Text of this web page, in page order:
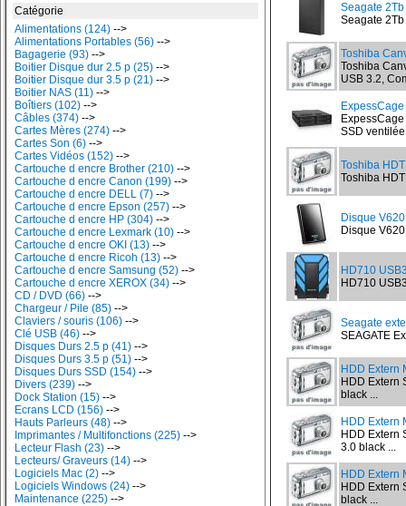
Catégorie
Alimentations (124) -->
Alimentations Portables (56) -->
Bagagerie (93) -->
Boitier Disque dur 2.5 p (25) -->
Boitier Disque dur 3.5 p (21) -->
Boitier NAS (11) -->
Boîtiers (102) -->
Câbles (374) -->
Cartes Mères (274) -->
Cartes Son (6) -->
Cartes Vidéos (152) -->
Cartouche d encre Brother (210) -->
Cartouche d encre Canon (199) -->
Cartouche d encre DELL (7) -->
Cartouche d encre Epson (257) -->
Cartouche d encre HP (304) -->
Cartouche d encre Lexmark (10) -->
Cartouche d encre OKI (13) -->
Cartouche d encre Ricoh (13) -->
Cartouche d encre Samsung (52) -->
Cartouche d encre XEROX (34) -->
CD / DVD (66) -->
Chargeur / Pile (85) -->
Claviers / souris (106) -->
Clé USB (46) -->
Disques Durs 2.5 p (41) -->
Disques Durs 3.5 p (51) -->
Disques Durs SSD (154) -->
Divers (239) -->
Dock Station (15) -->
Ecrans LCD (156) -->
Hauts Parleurs (48) -->
Imprimantes / Multifonctions (225) -->
Lecteur Flash (23) -->
Lecteurs/ Graveurs (14) -->
Logiciels Mac (2) -->
Logiciels Windows (24) -->
Maintenance (225) -->
Seagate
Seagate 2Tb
Toshiba
Toshiba
USB 3.2,
SSD
Toshiba
Toshiba
Disque
Disque
HD710
HD710
Seagate
SEAGATE
HDD Extern
HDD Extern
black ...
HDD Extern
HDD Extern
3.0 black ...
HDD Extern
HDD Extern
black ...